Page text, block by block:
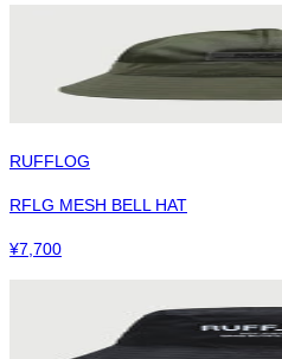
RUFFLOG
RFLG MESH BELL HAT
¥7,700